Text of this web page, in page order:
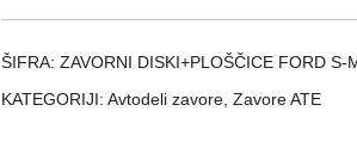
S-
ŠIFRA: ZAVORNI DISKI+PLOŠČICE FORD S-
KATEGORIJI: Avtodeli zavore Zavore ATE